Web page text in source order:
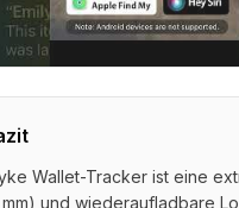
ansehen
Wallet-Tracker ist eine
mm) und wiederaufladbare